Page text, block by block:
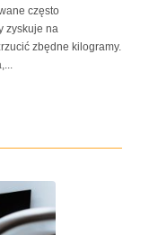
często
zyskuje na
zbędne kilogramy.